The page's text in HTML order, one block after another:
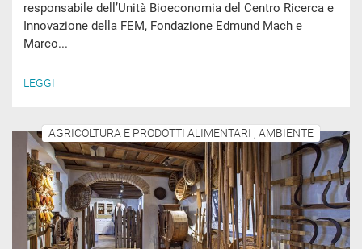
responsabile dell’Unità Bioeconomia del Centro Ricerca e
Innovazione della FEM, Fondazione Edmund Mach e
Marco...
LEGGI
AGRICOLTURA E PRODOTTI ALIMENTARI , AMBIENTE